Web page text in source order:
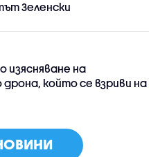
Зеленски
на
който се взриви на